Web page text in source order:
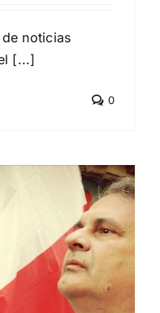
noticias
[...]
0